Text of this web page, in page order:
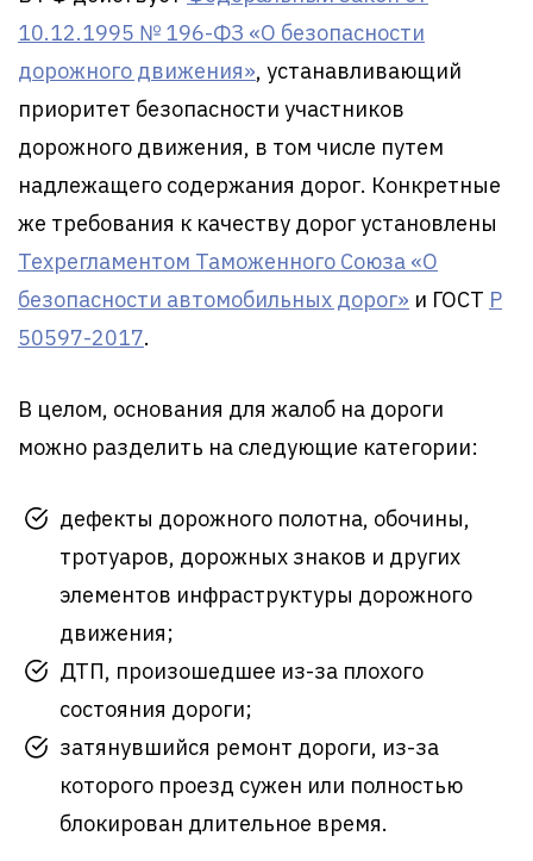
10.12.1995 № 196-ФЗ «О безопасности
дорожного движения», устанавливающий
приоритет безопасности участников
дорожного движения, в том числе путем
надлежащего содержания дорог. Конкретные
же требования к качеству дорог установлены
Техрегламентом Таможенного Союза «О
безопасности автомобильных дорог» и ГОСТ Р
50597-2017.
В целом, основания для жалоб на дороги
можно разделить на следующие категории:
дефекты дорожного полотна, обочины,
тротуаров, дорожных знаков и других
элементов инфраструктуры дорожного
движения;
ДТП, произошедшее из-за плохого
состояния дороги;
затянувшийся ремонт дороги, из-за
которого проезд сужен или полностью
блокирован длительное время.